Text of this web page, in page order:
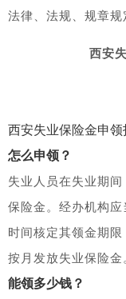
法律、法规、规章规
西安
西安失业保险金申
怎么申领？
失业人员在失业期间
保险金。经办机构
时间核定其领金期
按月发放失业保险金
能领多少钱？